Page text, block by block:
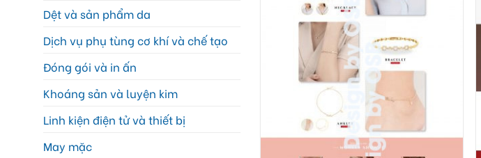
Dệt và sản phẩm da
Dịch vụ phụ tùng cơ khí và chế tạo
Đóng gói và in ấn
Khoáng sản và luyện kim
Linh kiện điện tử và thiết bị
May mặc